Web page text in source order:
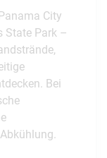
City
State Park –
Bei